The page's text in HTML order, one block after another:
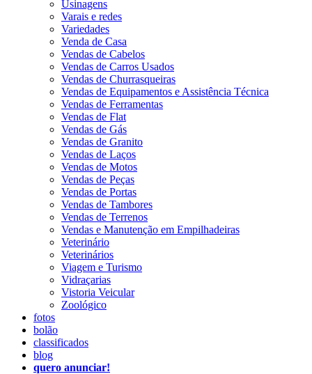
Usinagens
Varais e redes
Variedades
Venda de Casa
Vendas de Cabelos
Vendas de Carros Usados
Vendas de Churrasqueiras
Vendas de Equipamentos e Assistência Técnica
Vendas de Ferramentas
Vendas de Flat
Vendas de Gás
Vendas de Granito
Vendas de Laços
Vendas de Motos
Vendas de Peças
Vendas de Portas
Vendas de Tambores
Vendas de Terrenos
Vendas e Manutenção em Empilhadeiras
Veterinário
Veterinários
Viagem e Turismo
Vidraçarias
Vistoria Veicular
Zoológico
fotos
bolão
classificados
blog
quero anunciar!